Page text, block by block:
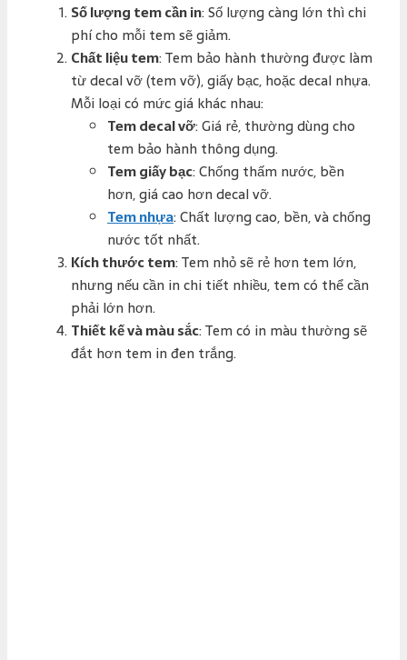
Số lượng tem cần in: Số lượng càng lớn thì chi
phí cho mỗi tem sẽ giảm.
Chất liệu tem: Tem bảo hành thường được làm
từ decal vỡ (tem vỡ), giấy bạc, hoặc decal nhựa.
Mỗi loại có mức giá khác nhau:
Tem decal vỡ: Giá rẻ, thường dùng cho
tem bảo hành thông dụng.
Tem giấy bạc: Chống thấm nước, bền
hơn, giá cao hơn decal vỡ.
Tem nhựa: Chất lượng cao, bền, và chống
nước tốt nhất.
Kích thước tem: Tem nhỏ sẽ rẻ hơn tem lớn,
nhưng nếu cần in chi tiết nhiều, tem có thể cần
phải lớn hơn.
Thiết kế và màu sắc: Tem có in màu thường sẽ
đắt hơn tem in đen trắng.